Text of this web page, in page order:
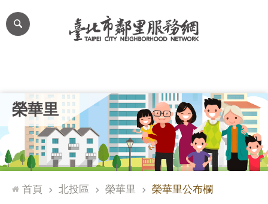
跳到主要內容區塊
網
站
台
通
榮華里
首頁 北投區 榮華里 榮華里公布欄